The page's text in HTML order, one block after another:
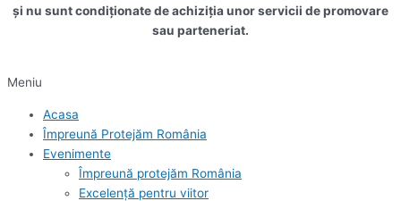
și nu sunt condiționate de achiziția unor servicii de promovare
sau parteneriat.
Meniu
Acasa
Împreună Protejăm România
Evenimente
Împreună protejăm România
Excelență pentru viitor